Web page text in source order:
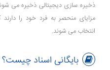
ذخیره‌ سازی دیجیتالی ذخیره می‌
مزایای منحصر به فرد خود را
انتخاب می ‌شوند.
بایگانی اسناد چیست؟